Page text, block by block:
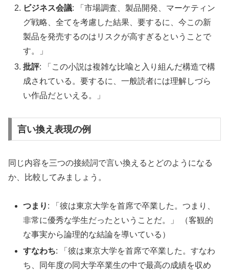
ビジネス会議: 「市場調査、製品開発、マーケティン
グ戦略、全てを考慮した結果、要するに、今この新
製品を発売するのはリスクが高すぎるということで
す。」
批評: 「この小説は複雑な比喩と入り組んだ構造で構
成されている。要するに、一般読者には理解しづら
い作品だといえる。」
言い換え表現の例
同じ内容を三つの接続詞で言い換えるとどのようになる
か、比較してみましょう。
つまり : 「彼は東京大学を首席で卒業した。つまり、
非常に優秀な学生だったということだ。」 （客観的
な事実から論理的な結論を導いている）
すなわち: 「彼は東京大学を首席で卒業した。すなわ
ち、同年度の同大学卒業生の中で最高の成績を収め